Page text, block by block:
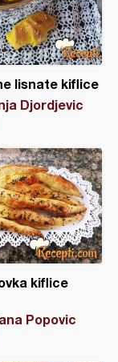
lisnate kiflice
Djordjevic
kiflice
Popovic